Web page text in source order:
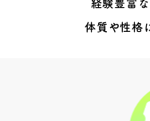
経験豊富
体質や性格